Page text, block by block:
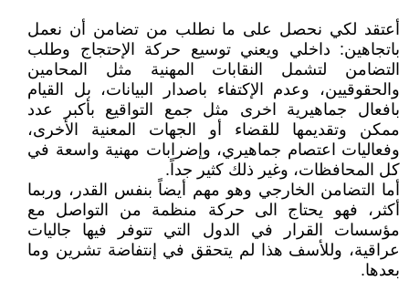
أعتقد لكي نحصل على ما نطلب من تضامن أن نعمل
باتجاهين: داخلي ويعني توسيع حركة الإحتجاج وطلب
التضامن لتشمل النقابات المهنية مثل المحامين
والحقوقيين، وعدم الإكتفاء باصدار البيانات، بل القيام
بافعال جماهيرية اخرى مثل جمع التواقيع بأكبر عدد
ممكن وتقديمها للقضاء أو الجهات المعنية الأخرى،
وفعاليات اعتصام جماهيري، وإضرابات مهنية واسعة في
كل المحافظات، وغير ذلك كثير جداً.
أما التضامن الخارجي وهو مهم أيضاً بنفس القدر، وربما
أكثر، فهو يحتاج الى حركة منظمة من التواصل مع
مؤسسات القرار في الدول التي تتوفر فيها جاليات
عراقية، وللأسف هذا لم يتحقق في إنتفاضة تشرين وما
بعدها.